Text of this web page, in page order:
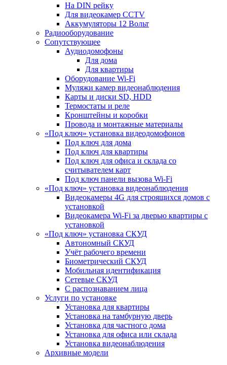
На DIN рейку
Для видеокамер CCTV
Аккумуляторы 12 Вольт
Радиооборудование
Сопутствующее
Аудиодомофоны
Для дома
Для квартиры
Оборудование Wi-Fi
Муляжи камер видеонаблюдения
Карты и диски SD, HDD
Термостаты и реле
Кронштейны и коробки
Провода и монтажные материалы
«Под ключ» установка видеодомофонов
Под ключ для дома
Под ключ для квартиры
Под ключ для офиса и склада со
считывателем карт
Под ключ панели вызова Wi-Fi
«Под ключ» установка видеонаблюдения
Видеокамеры 4G для строящихся домов с
установкой
Видеокамера Wi-Fi за дверью квартиры с
установкой
«Под ключ» установка СКУД
Автономный СКУД
Учёт рабочего времени
Биометрический СКУД
Мобильная идентификация
Сетевые СКУД
С распознаванием лица
Услуги по установке
Установка для квартиры
Установка на тамбурную дверь
Установка для частного дома
Установка для офиса или склада
Установка видеонаблюдения
Архивные модели